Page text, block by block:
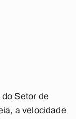
Setor de
a velocidade